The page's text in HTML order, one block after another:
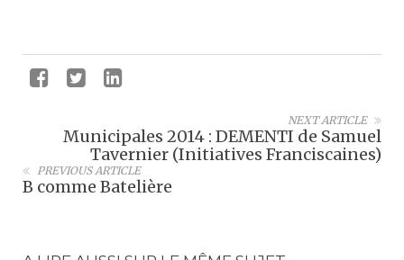
NEXT ARTICLE
Municipales 2014 : DEMENTI de Samuel
Tavernier (Initiatives Franciscaines)
PREVIOUS ARTICLE
B comme Batelière